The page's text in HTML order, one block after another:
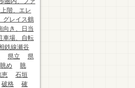
階、エレ
グレイス鶴
向き、日当
車場、自転
鉄線瀬谷
県立
県
眺め
眺
恵
石垣
破格
確